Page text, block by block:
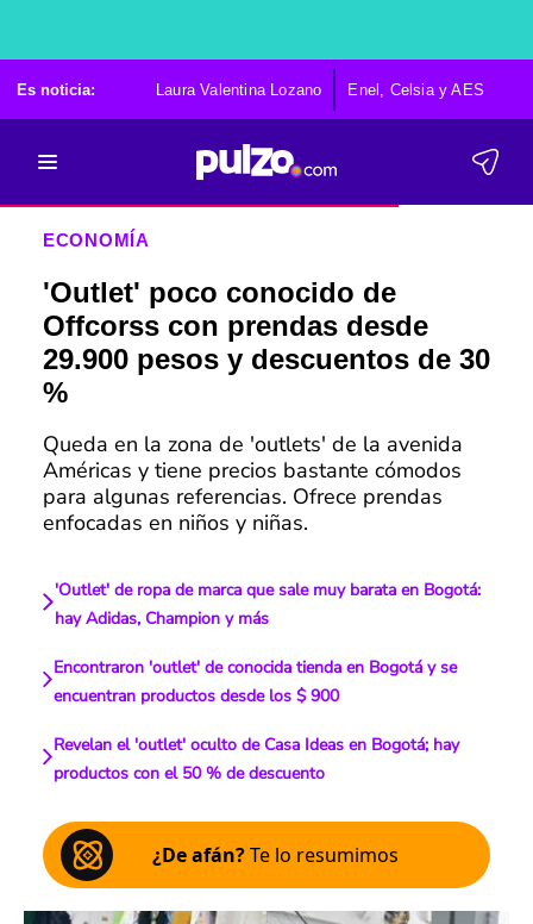
Es noticia: Laura Valentina Lozano Enel, Celsia y AES
ECONOMÍA
'Outlet' poco conocido de
Offcorss con prendas desde
29.900 pesos y descuentos de 30
%
Queda en la zona de 'outlets' de la avenida
Américas y tiene precios bastante cómodos
para algunas referencias. Ofrece prendas
enfocadas en niños y niñas.
'Outlet' de ropa de marca que sale muy barata en Bogotá:
hay Adidas, Champion y más
Encontraron 'outlet' de conocida tienda en Bogotá y se
encuentran productos desde los $ 900
Revelan el 'outlet' oculto de Casa Ideas en Bogotá; hay
productos con el 50 % de descuento
¿De afán?Te lo resumimos